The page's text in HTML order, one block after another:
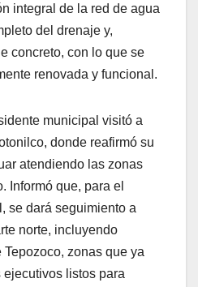
integral de la red de agua
del drenaje y,
concreto, con lo que se
renovada y funcional.
municipal visitó a
donde reafirmó su
atendiendo las zonas
Informó que, para el
se dará seguimiento a
norte, incluyendo
zonas que ya
listos para